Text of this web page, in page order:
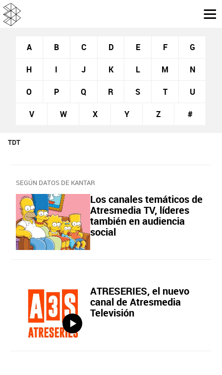
A B C D E F G
H I J K L M N
O P Q R S T U
V W X Y Z #
TDT
SEGÚN DATOS DE KANTAR
Los canales temáticos de
Atresmedia TV, líderes
también en audiencia
social
ATRESERIES, el nuevo
canal de Atresmedia
Televisión